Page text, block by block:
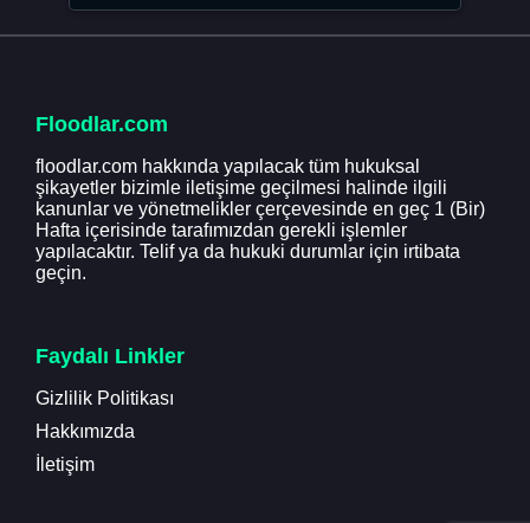
Floodlar.com
floodlar.com hakkında yapılacak tüm hukuksal
şikayetler bizimle iletişime geçilmesi halinde ilgili
kanunlar ve yönetmelikler çerçevesinde en geç 1 (Bir)
Hafta içerisinde tarafımızdan gerekli işlemler
yapılacaktır. Telif ya da hukuki durumlar için irtibata
geçin.
Faydalı Linkler
Gizlilik Politikası
Hakkımızda
İletişim